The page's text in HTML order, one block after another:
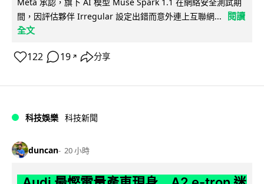
間，因評估夥伴 Irregular 設定出錯而意外連上互聯網...
閱讀
全文
122 19 ↗ 分享
科技娛樂 科技新聞
duncan 20 小時